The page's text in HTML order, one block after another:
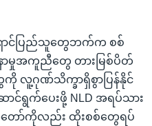
ောင်ပြည်သူတွေဘက်က စစ်
နာမှုအကူညီတွေ တားမြစ်ပိတ်
ေကို လူ့ဂုဏ်သိက္ခာရှိစွာပြန်နိုင်
ောင်ရွက်ပေးဖို့ NLD အရပ်သား
ော်ကိုလည်း ထိုးစစ်တွေရပ်